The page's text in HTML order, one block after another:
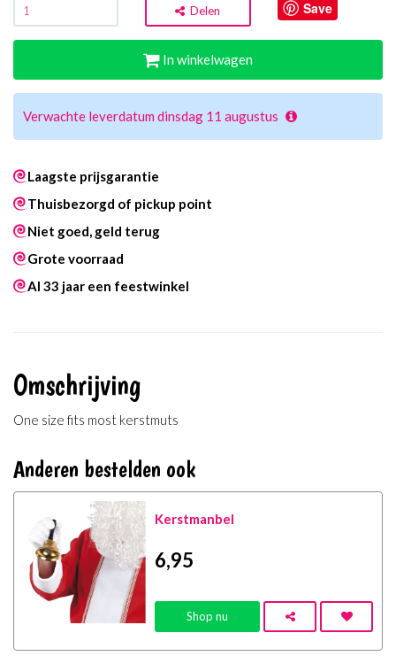
Delen Save
In winkelwagen
Verwachte leverdatum dinsdag 11 augustus
Laagste prijsgarantie
Thuisbezorgd of pickup point
Niet goed, geld terug
Grote voorraad
Al 33 jaar een feestwinkel
Omschrijving
One size fits most kerstmuts
Anderen bestelden ook
Kerstmanbel
6,95
Shop nu